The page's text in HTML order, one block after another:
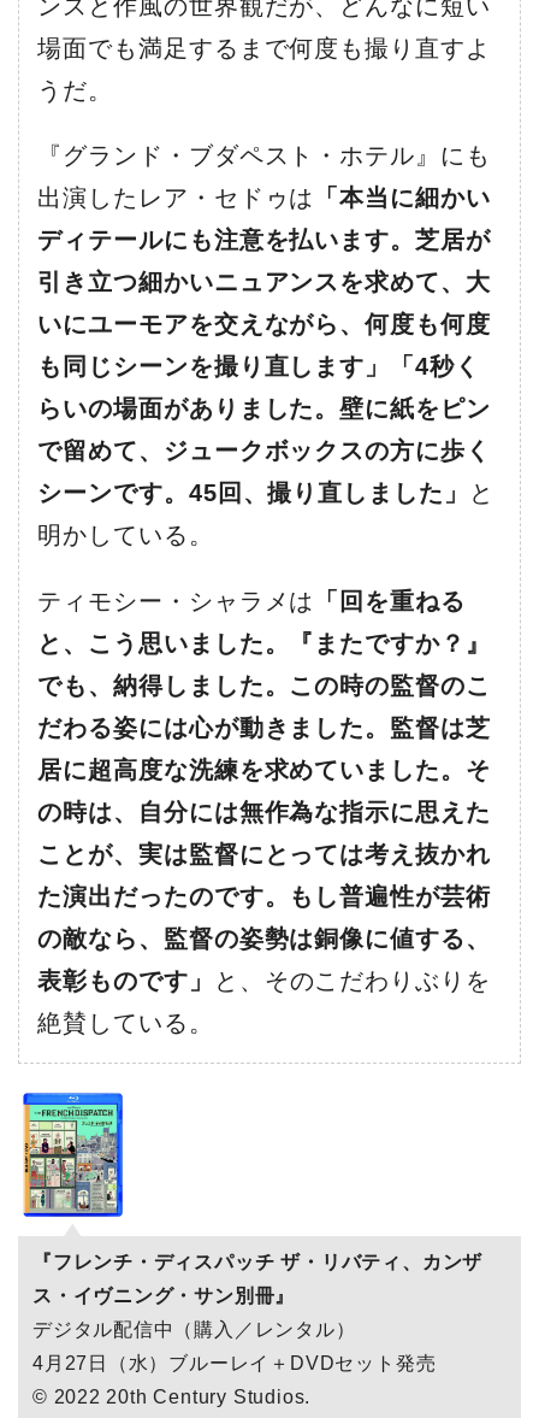
ンスと作風の世界観だが、どんなに短い
場面でも満足するまで何度も撮り直すよ
うだ。
『グランド・ブダペスト・ホテル』にも
出演したレア・セドゥは
「本当に細かい
ディテールにも注意を払います。芝居が
引き立つ細かいニュアンスを求めて、大
いにユーモアを交えながら、何度も何度
も同じシーンを撮り直します」「4秒く
らいの場面がありました。壁に紙をピン
で留めて、ジュークボックスの方に歩く
シーンです。45回、撮り直しました」
と
明かしている。
ティモシー・シャラメは
「回を重ねる
と、こう思いました。『またですか？』
でも、納得しました。この時の監督のこ
だわる姿には心が動きました。監督は芝
居に超高度な洗練を求めていました。そ
の時は、自分には無作為な指示に思えた
ことが、実は監督にとっては考え抜かれ
た演出だったのです。もし普遍性が芸術
の敵なら、監督の姿勢は銅像に値する、
表彰ものです」
と、そのこだわりぶりを
絶賛している。
『フレンチ・ディスパッチ ザ・リバティ、カンザ
ス・イヴニング・サン別冊』
デジタル配信中（購入／レンタル）
4月27日（水）ブルーレイ＋DVDセット発売
© 2022 20th Century Studios.